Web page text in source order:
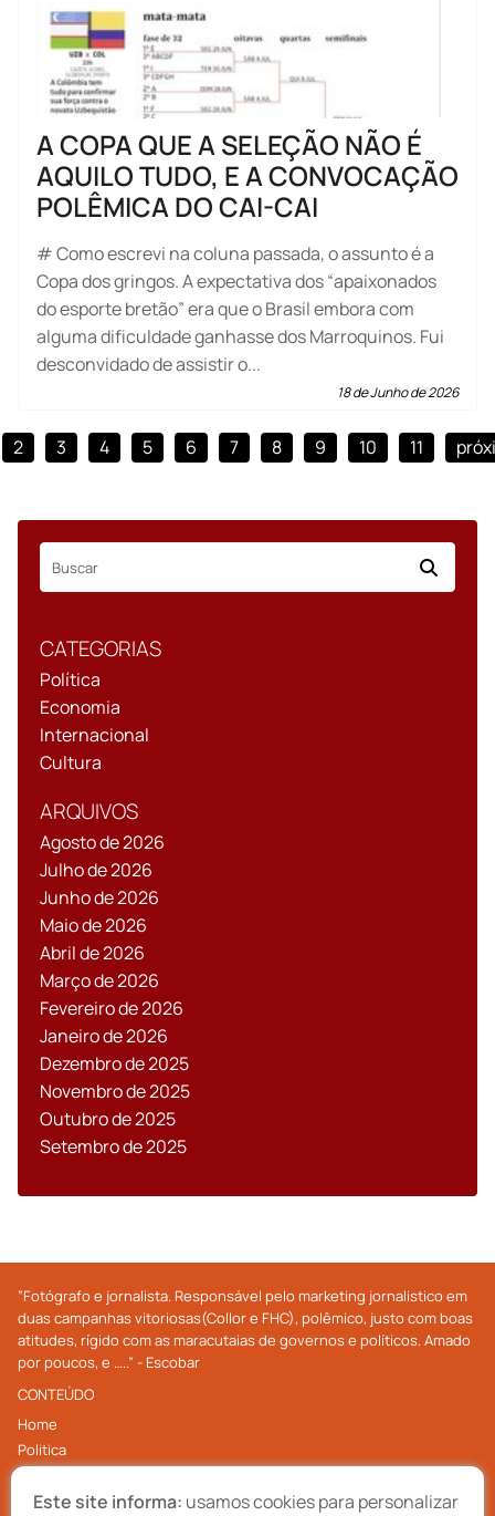
A COPA QUE A SELEÇÃO NÃO É
AQUILO TUDO, E A CONVOCAÇÃO
POLÊMICA DO CAI-CAI
# Como escrevi na coluna passada, o assunto é a
Copa dos gringos. A expectativa dos “apaixonados
do esporte bretão” era que o Brasil embora com
alguma dificuldade ganhasse dos Marroquinos. Fui
desconvidado de assistir o...
18 de Junho de 2026
2 3 4 5 6 7 8 9 10 11
CATEGORIAS
Política
Economia
Internacional
Cultura
ARQUIVOS
Agosto de 2026
Julho de 2026
Junho de 2026
Maio de 2026
Abril de 2026
Março de 2026
Fevereiro de 2026
Janeiro de 2026
Dezembro de 2025
Novembro de 2025
Outubro de 2025
Setembro de 2025
”Fotógrafo e jornalista. Responsável pelo marketing jornalistico em
duas campanhas vitoriosas(Collor e FHC), polêmico, justo com boas
atitudes, rígido com as maracutaias de governos e políticos. Amado
por poucos, e …..” - Escobar
CONTEÚDO
Home
Politica
Economia
Internacional
Este site informa: usamos cookies para personalizar